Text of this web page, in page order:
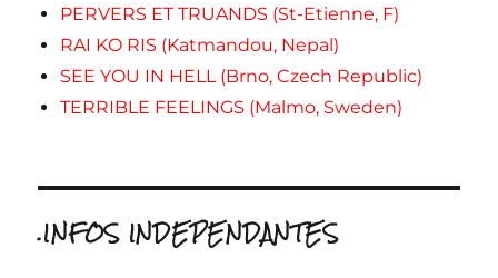
PERVERS ET TRUANDS (St-Etienne, F)
RAI KO RIS (Katmandou, Nepal)
SEE YOU IN HELL (Brno, Czech Republic)
TERRIBLE FEELINGS (Malmo, Sweden)
.INFOS INDEPENDANTES